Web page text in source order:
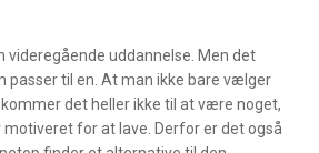
videregående uddannelse. Men det
passer til en. At man ikke bare vælger
det heller ikke til at være noget,
for at lave. Derfor er det også